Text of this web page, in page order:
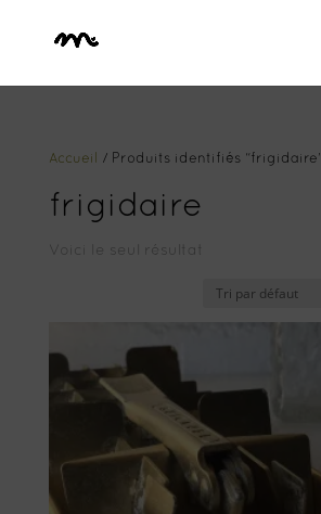
Accueil / Produits identifiés “frigidaire”
frigidaire
Voici le seul résultat